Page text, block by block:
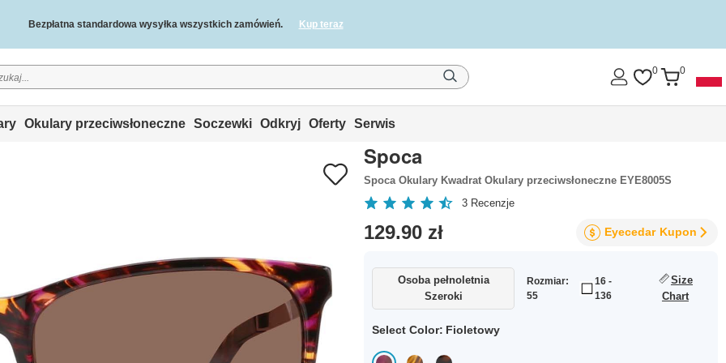
Bezpłatna standardowa wysyłka wszystkich zamówień. Kup teraz
2-letnia gwarancja jakości i 30-dniowa gwarancja zwrotu pieniędzy. 0 0
Okulary przeciwsłoneczne Soczewki Odkryj Oferty Serwis
Spoca
Spoca Okulary Kwadrat Okulary przeciwsłoneczne EYE8005S
3 Recenzje
129.90 zł Eyecedar Kupon
Osoba pełnoletnia
Szeroki
Rozmiar:
55
16 -
136
Size
Chart
Select Color: Fioletowy